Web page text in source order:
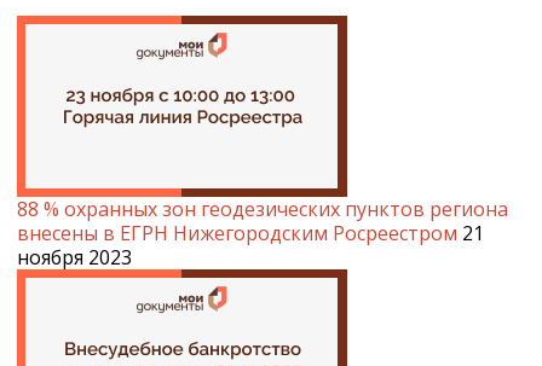
88 % охранных зон геодезических пунктов региона
внесены в ЕГРН Нижегородским Росреестром 21
ноября 2023